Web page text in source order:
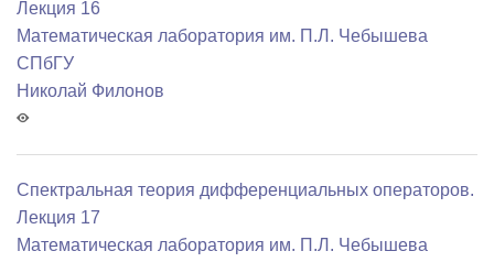
Лекция 16
Математичеcкая лаборатория им. П.Л. Чебышева
СПбГУ
Николай Филонов
Спектральная теория дифференциальных операторов.
Лекция 17
Математичеcкая лаборатория им. П.Л. Чебышева